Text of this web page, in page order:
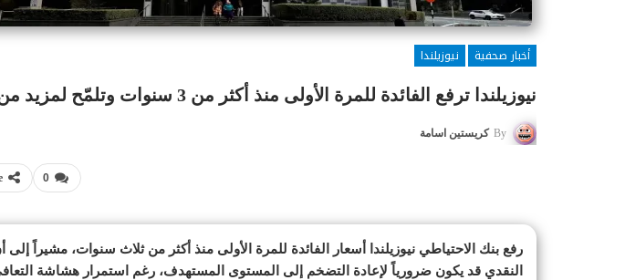
أخبار صحفية
نيوزيلندا
نيوزيلندا ترفع الفائدة للمرة الأولى منذ أكثر من 3 سنوات وتلمّح لمزيد من التشديد
By كريستين اسامة
0
رفع بنك الاحتياطي نيوزيلندا أسعار الفائدة للمرة الأولى منذ أكثر من ثلاث سنوات، مشيراً إلى
النقدي قد يكون ضرورياً لإعادة التضخم إلى المستوى المستهدف، رغم استمرار هشاشة